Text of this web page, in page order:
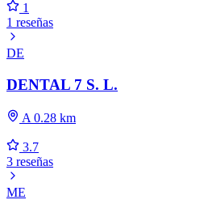
1
1 reseñas
DE
DENTAL 7 S. L.
A 0.28 km
3.7
3 reseñas
ME